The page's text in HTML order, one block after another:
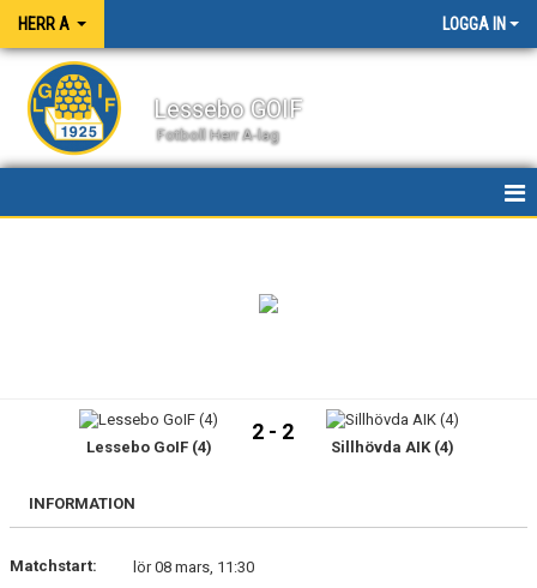
HERR A LOGGA IN
Lessebo GOIF
Fotboll Herr A-lag
BILDGALLERI
Lessebo GoIF (4)
2 - 2
Sillhövda AIK (4)
INFORMATION
Matchstart:
lör 08 mars, 11:30